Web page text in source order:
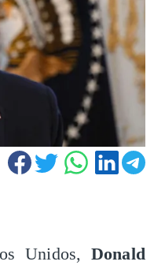
Unidos, Donald